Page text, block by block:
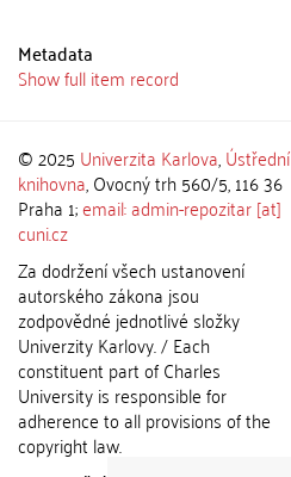
Metadata
Show full item record
© 2025 Univerzita Karlova,Ústřední
knihovna, Ovocný trh 560/5, 116 36
Praha 1;email: admin-repozitar [at]
cuni.cz
Za dodržení všech ustanovení
autorského zákona jsou
zodpovědné jednotlivé složky
Univerzity Karlovy. / Each
constituent part of Charles
University is responsible for
adherence to all provisions of the
copyright law.